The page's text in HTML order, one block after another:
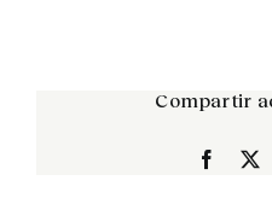
Compartir